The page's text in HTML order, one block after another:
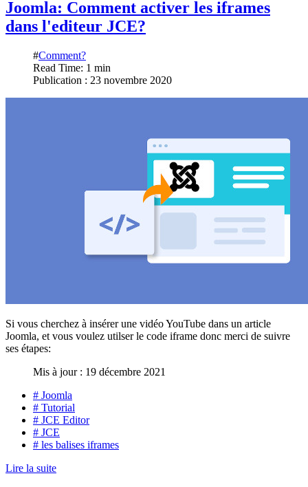
Joomla: Comment activer les iframes
dans l'editeur JCE?
#Comment?
Read Time: 1 min
Publication : 23 novembre 2020
Si vous cherchez à insérer une vidéo YouTube dans un article
Joomla, et vous voulez utilser le code iframe donc merci de suivre
ses étapes:
Mis à jour : 19 décembre 2021
# Joomla
# Tutorial
# JCE Editor
# JCE
# les balises iframes
Lire la suite